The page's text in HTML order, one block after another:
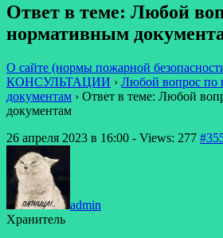
Ответ в теме: Любой
нормативным
О сайте (нормы пожарной
КОНСУЛЬТАЦИИ › Любой вопрос по
документам › Ответ в теме: Любой
документам
26 апреля 2023 в 16:00 - Views: 277
admin
Хранитель